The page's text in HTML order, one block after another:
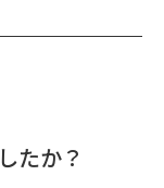
たか？